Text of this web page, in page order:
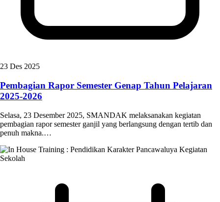
23 Des 2025
Pembagian Rapor Semester Genap Tahun Pelajaran
2025-2026
Selasa, 23 Desember 2025, SMANDAK melaksanakan kegiatan
pembagian rapor semester ganjil yang berlangsung dengan tertib dan
penuh makna.…
Kegiatan
Sekolah